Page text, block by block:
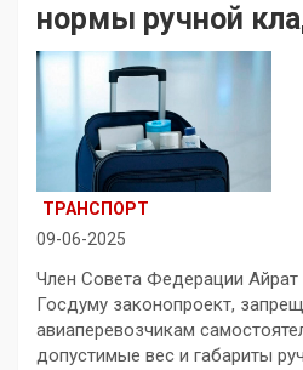
нормы ручной
ТРАНСПОРТ
09-06-2025
Член Совета Федерации Айрат
Госдуму законопроект,
авиаперевозчикам
допустимые вес и габариты